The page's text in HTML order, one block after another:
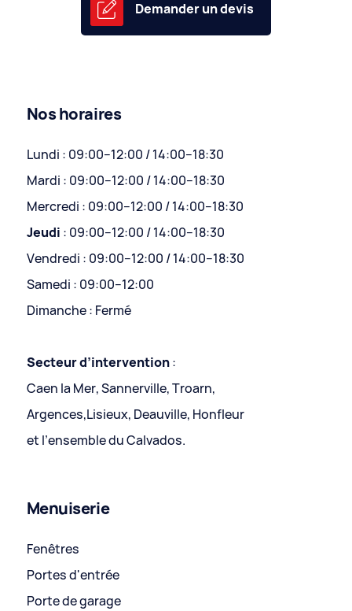
Demander un devis
Nos horaires
Lundi : 09:00–12:00 / 14:00–18:30
Mardi : 09:00–12:00 / 14:00–18:30
Mercredi : 09:00–12:00 / 14:00–18:30
Jeudi : 09:00–12:00 / 14:00–18:30
Vendredi : 09:00–12:00 / 14:00–18:30
Samedi : 09:00–12:00
Dimanche : Fermé
Secteur d’intervention:
Caen la Mer, Sannerville, Troarn,
Argences,Lisieux, Deauville, Honfleur
et l’ensemble du Calvados.
Menuiserie
Fenêtres
Portes d'entrée
Porte de garage